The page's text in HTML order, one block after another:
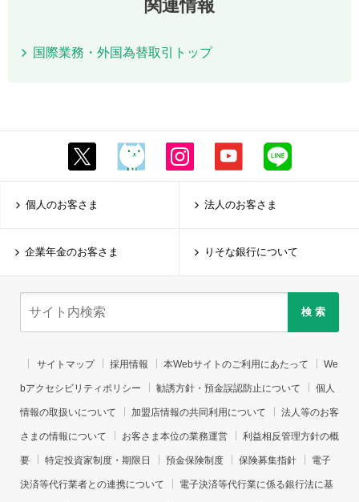
関連情報
国際業務・外国為替取引トップ
個人のお客さま 法人のお客さま
企業年金のお客さま りそな銀行について
検 索
サイトマップ 採用情報 本Webサイトのご利用にあたって We
bアクセシビリティポリシー 勧誘方針・預金誤認防止について 個人
情報の取扱いについて 加盟店情報の共同利用について 法人等のお客
さまの情報について お客さま本位の業務運営 利益相反管理方針の概
要 特定投資家制度・期限日 預金保険制度 保険募集指針 電子
決済等代行業者との連携について 電子決済等代行業に係る銀行法に基